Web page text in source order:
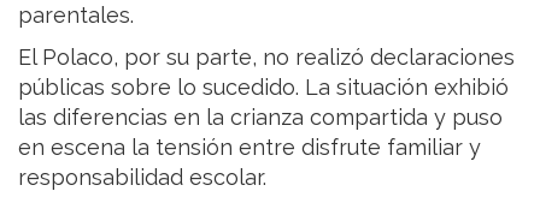
parentales.
El Polaco, por su parte, no realizó declaraciones
públicas sobre lo sucedido. La situación exhibió
las diferencias en la crianza compartida y puso
en escena la tensión entre disfrute familiar y
responsabilidad escolar.